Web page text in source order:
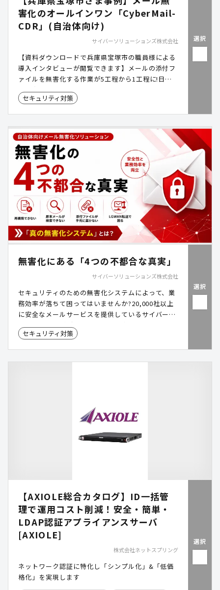
害化のオールインワン「CyberMail-
CDR」(自治体向け)
サイバーソリューションズ株式会社
【資料ダウンロードで兵庫県宝塚市の職員様による
導入インタビューが閲覧できます】メールの添付フ
ァイルを無害化する作業が5工程から1工程に!日本
企業向けの国産クラウドメールサービス。「安心・
安全・止まらない」法人向けメールを 豊富なオプシ
セキュリティ対策
選択
無害化にある「4つの不都合な真実」
サイバーソリューションズ株式会社
セキュリティのための無害化システムによって、業
務効率が落ちて困ってはいませんか?20,000社以上
に安全なメールサービスを提供しているサイバーソ
リューションズが「無害化の不都合」と「解決する
方法」を分かりやすく説明します。
セキュリティ対策
選択
【AXIOLE総合カタログ】ID一括管
理で運用コスト削減！安全・簡単・
LDAP認証アプライアンスサーバ
[AXIOLE]
株式会社ネットスプリング
ネットワーク認証に特化し「シンプル化」&「低価
格化」を実現します
選択